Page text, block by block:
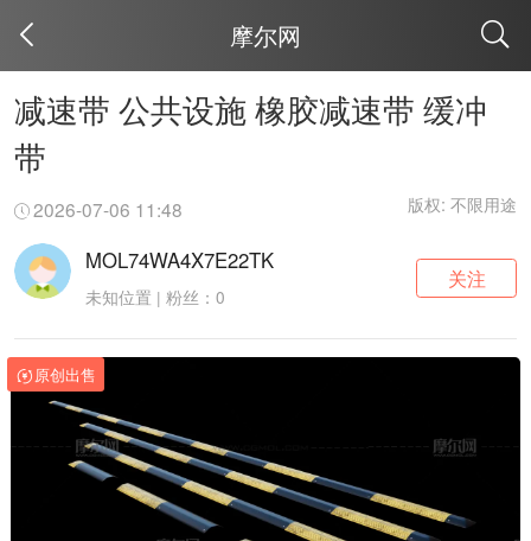
摩尔网
减速带 公共设施 橡胶减速带 缓冲
带
2026-07-06 11:48 版权: 不限用途
MOL74WA4X7E22TK
未知位置 | 粉丝：0
关注
原创出售
取消